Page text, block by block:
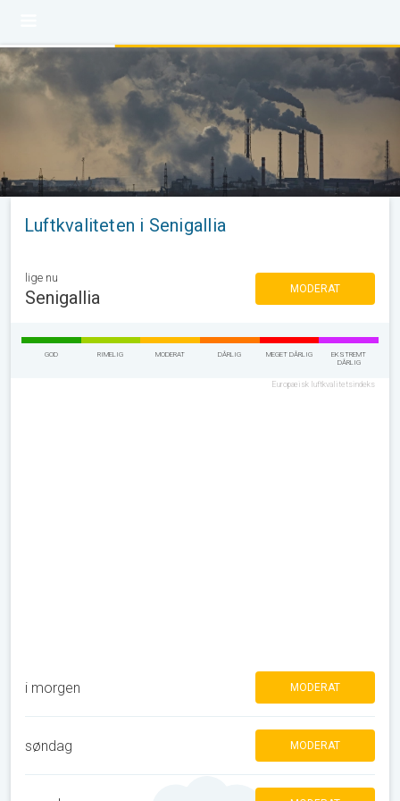
Luftkvaliteten i Senigallia
lige nu
Senigallia MODERAT
GOD RIMELIG MODERAT DÅRLIG MEGET DÅRLIG
EKSTREMT
DÅRLIG
Europæisk luftkvalitetsindeks
i morgen MODERAT
søndag MODERAT